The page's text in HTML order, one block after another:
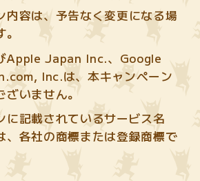
内容は、予告なく変更になる場
Apple Japan Inc.、Google
Inc.は、本キャンペーン
いません。
に記載されているサービス名
、各社の商標または登録商標で